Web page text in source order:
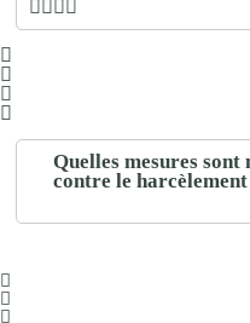
Quelles mesures
contre le